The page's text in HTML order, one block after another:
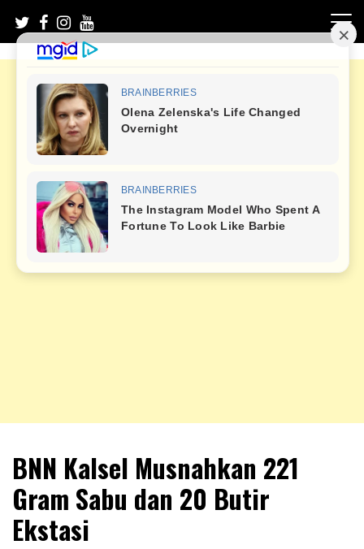
content
NKRIPOST
BNN Kalsel Musnahkan 221
Gram Sabu dan 20 Butir
Ekstasi